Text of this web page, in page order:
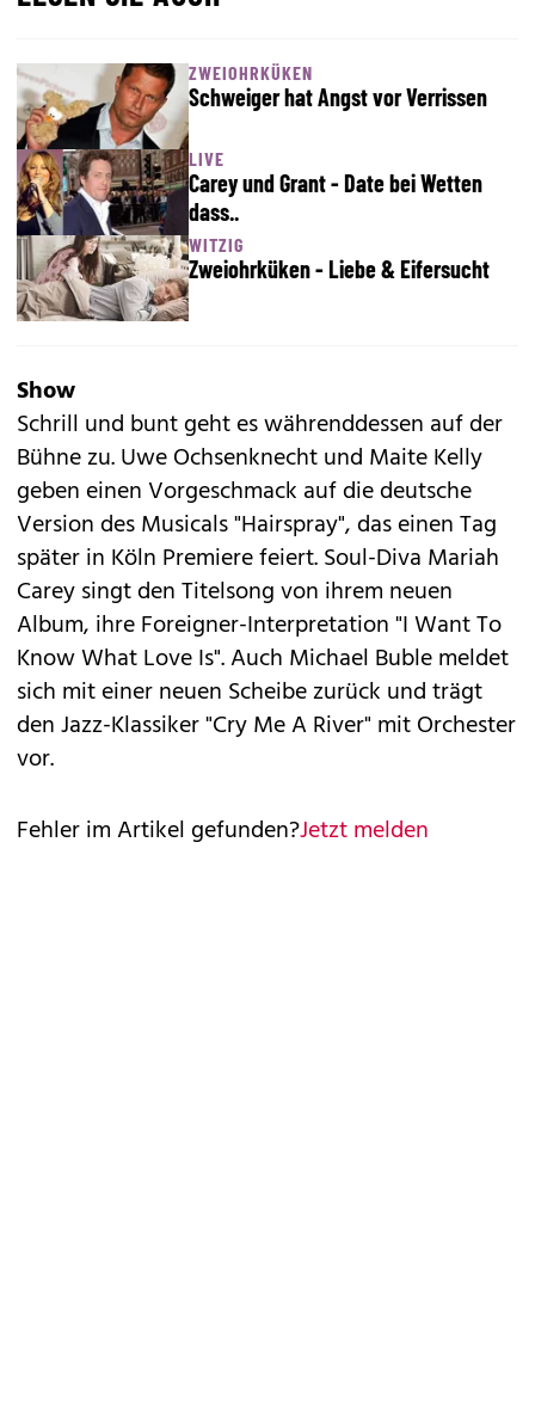
ZWEIOHRKÜKEN
Schweiger hat Angst vor Verrissen
LIVE
Carey und Grant - Date bei Wetten
dass..
WITZIG
Zweiohrküken - Liebe & Eifersucht
Show
Schrill und bunt geht es währenddessen auf der
Bühne zu. Uwe Ochsenknecht und Maite Kelly
geben einen Vorgeschmack auf die deutsche
Version des Musicals "Hairspray", das einen Tag
später in Köln Premiere feiert. Soul-Diva Mariah
Carey singt den Titelsong von ihrem neuen
Album, ihre Foreigner-Interpretation "I Want To
Know What Love Is". Auch Michael Buble meldet
sich mit einer neuen Scheibe zurück und trägt
den Jazz-Klassiker "Cry Me A River" mit Orchester
vor.
Fehler im Artikel gefunden?Jetzt melden